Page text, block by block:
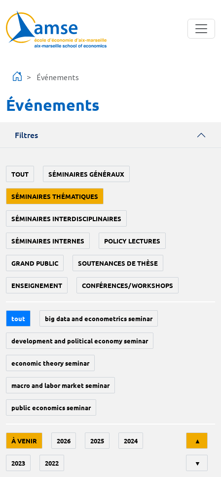
Événements
Événements
Filtres
TOUT SÉMINAIRES GÉNÉRAUX
SÉMINAIRES THÉMATIQUES
SÉMINAIRES INTERDISCIPLINAIRES
SÉMINAIRES INTERNES POLICY LECTURES
GRAND PUBLIC SOUTENANCES DE THÈSE
ENSEIGNEMENT CONFÉRENCES/WORKSHOPS
tout big data and econometrics seminar
development and political economy seminar
economic theory seminar
macro and labor market seminar
public economics seminar
À VENIR 2026 2025 2024
2023 2022
▲
▼